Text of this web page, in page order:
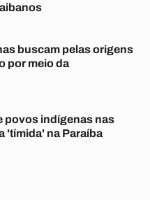
buscam pelas origens
por meio da
povos indígenas nas
'tímida' na Paraíba